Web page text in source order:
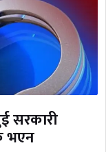
सरकारी
भएन